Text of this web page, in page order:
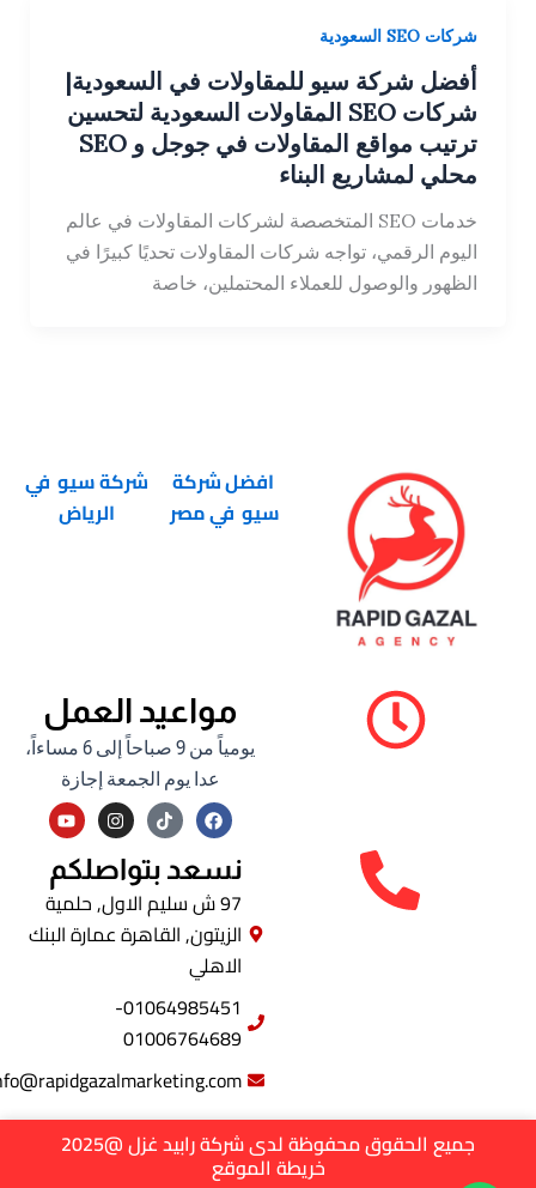
شركات SEO السعودية
أفضل شركة سيو للمقاولات في السعودية|
شركات SEO المقاولات السعودية لتحسين
ترتيب مواقع المقاولات في جوجل و SEO
محلي لمشاريع البناء
خدمات SEO المتخصصة لشركات المقاولات في عالم
اليوم الرقمي، تواجه شركات المقاولات تحديًا كبيرًا في
الظهور والوصول للعملاء المحتملين، خاصة
افضل شركة
سيو في مصر
شركة سيو في
الرياض
مواعيد العمل
يومياً من 9 صباحاً إلى 6 مساءاً،
عدا يوم الجمعة إجازة
F
a
c
e
b
o
o
k
I
n
s
t
a
g
r
a
Y
o
u
t
u
b
e
نسعد بتواصلكم
97 ش سليم الاول, حلمية
الزيتون, القاهرة عمارة البنك
الاهلي
01064985451-
01006764689
info@rapidgazalmarketing.com
جميع الحقوق محفوظة لدى شركة رابيد غزل @2025
خريطة الموقع